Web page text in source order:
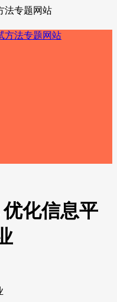
法专题网站
化信息平